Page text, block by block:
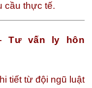
cầu thực tế.
Tư vấn ly hôn
tiết từ đội ngũ luật